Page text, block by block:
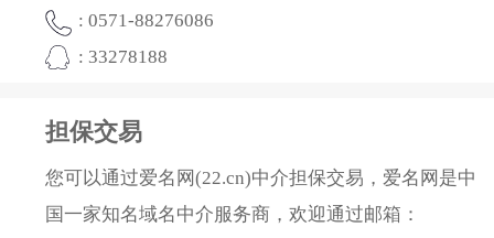
: 0571-88276086
: 33278188
担保交易
您可以通过爱名网(22.cn)中介担保交易，爱名网是中
国一家知名域名中介服务商，欢迎通过邮箱：